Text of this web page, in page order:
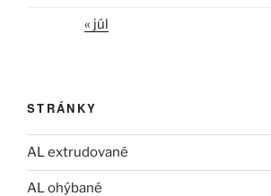
« júl
STRÁNKY
AL extrudované
AL ohýbané